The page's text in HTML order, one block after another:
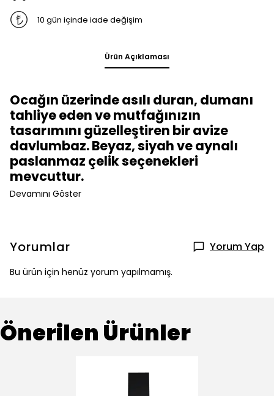
10 gün içinde iade değişim
Ürün Açıklaması
Ocağın üzerinde asılı duran, dumanı
tahliye eden ve mutfağınızın
tasarımını güzelleştiren bir avize
davlumbaz. Beyaz, siyah ve aynalı
paslanmaz çelik seçenekleri
mevcuttur.
Devamını Göster
Yorumlar Yorum Yap
Bu ürün için henüz yorum yapılmamış.
Önerilen Ürünler